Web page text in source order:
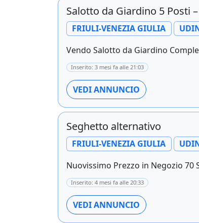
Salotto da Giardino 5 Posti
FRIULI-VENEZIA GIULIA
Vendo Salotto da Giardino
Inserito: 3 mesi fa alle 21:03
VEDI ANNUNCIO
Seghetto alternativo
FRIULI-VENEZIA GIULIA
Nuovissimo Prezzo in Negozio 70
Inserito: 4 mesi fa alle 20:33
VEDI ANNUNCIO